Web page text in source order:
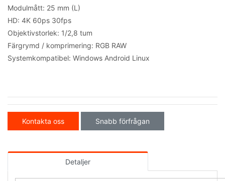
Modulmått: 25 mm (L)
HD: 4K 60ps 30fps
Objektivstorlek: 1/2,8 tum
Färgrymd / komprimering: RGB RAW
Systemkompatibel: Windows Android Linux
Kontakta oss Snabb förfrågan
Detaljer